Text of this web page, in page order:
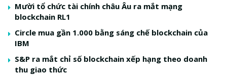
Mười tổ chức tài chính châu Âu ra mắt mạng
blockchain RL1
Circle mua gần 1.000 bằng sáng chế blockchain của
IBM
S&P ra mắt chỉ số blockchain xếp hạng theo doanh
thu giao thức